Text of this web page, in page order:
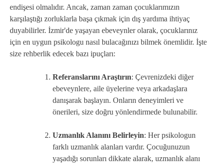
endişesi olmalıdır. Ancak, zaman zaman çocuklarımızın
karşılaştığı zorluklarla başa çıkmak için dış yardıma ihtiyaç
duyabilirler. İzmir'de yaşayan ebeveynler olarak, çocuklarınız
için en uygun psikologu nasıl bulacağınızı bilmek önemlidir. İşte
size rehberlik edecek bazı ipuçları:
Referanslarını Araştırın: Çevrenizdeki diğer
ebeveynlere, aile üyelerine veya arkadaşlara
danışarak başlayın. Onların deneyimleri ve
önerileri, size doğru yönlendirmede bulunabilir.
Uzmanlık Alanını Belirleyin: Her psikologun
farklı uzmanlık alanları vardır. Çocuğunuzun
yaşadığı sorunları dikkate alarak, uzmanlık alanı